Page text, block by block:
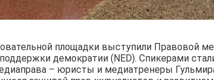
площадки выступили Правовой
демократии (NED). Спикерами
– юристы и медиатренеры